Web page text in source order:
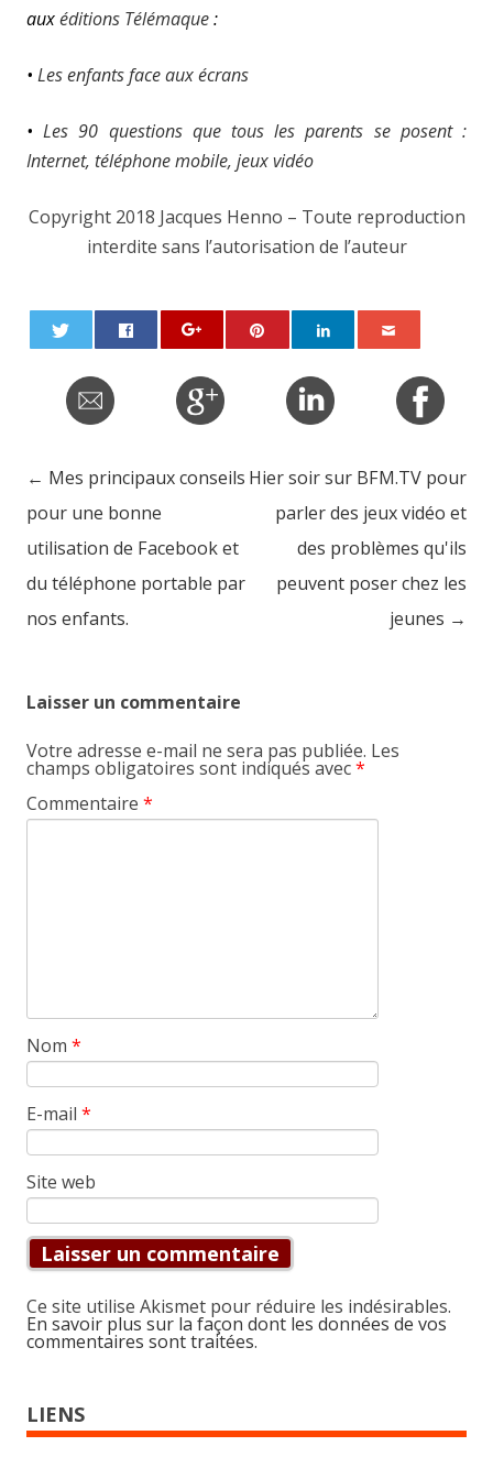
auxéditions Télémaque:
• Les enfants face aux écrans
•Les 90 questions que tous les parents se posent :
Internet, téléphone mobile, jeux vidéo
Copyright 2018 Jacques Henno – Toute reproduction
interdite sans l’autorisation de l’auteur
Post navigation
← Mes principaux conseils
pour une bonne
utilisation de Facebook et
du téléphone portable par
nos enfants.
Hier soir sur BFM.TV pour
parler des jeux vidéo et
des problèmes qu'ils
peuvent poser chez les
jeunes →
Laisser un commentaire
Votre adresse e-mail ne sera pas publiée. Les
champs obligatoires sont indiqués avec*
Commentaire *
Nom *
E-mail *
Site web
Ce site utilise Akismet pour réduire les indésirables.
En savoir plus sur la façon dont les données de vos
commentaires sont traitées.
LIENS